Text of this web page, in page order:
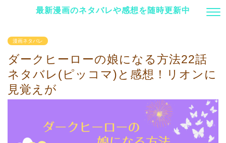
最新漫画のネタバレや感想を随時更新中
漫画ネタバレ
ダークヒーローの娘になる方法22話
ネタバレ(ピッコマ)と感想！リオンに
見覚えが